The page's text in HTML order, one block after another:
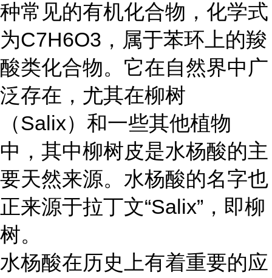
种常见的有机化合物，化学式
为C7H6O3，属于苯环上的羧
酸类化合物。它在自然界中广
泛存在，尤其在柳树
（Salix）和一些其他植物
中，其中柳树皮是水杨酸的主
要天然来源。水杨酸的名字也
正来源于拉丁文“Salix”，即柳
树。
水杨酸在历史上有着重要的应